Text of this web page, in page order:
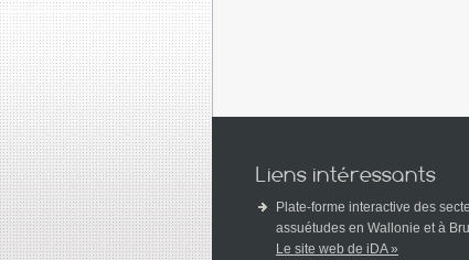
Liens intéressants
Plate-forme interactive des
assuétudes en Wallonie et à
Le site web de iDA »